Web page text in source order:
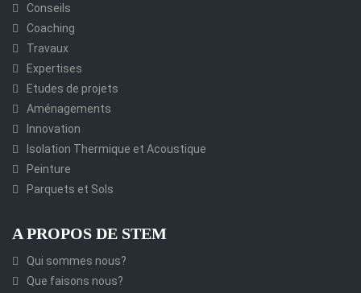
Conseils
Coaching
Travaux
Expertises
Etudes de projets
Aménagements
Innovation
Isolation Thermique et Acoustique
Peinture
Parquets et Sols
A PROPOS DE STEM
Qui sommes nous?
Que faisons nous?